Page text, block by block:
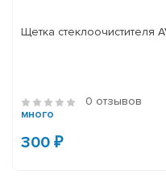
Щетка стеклоочистителя
0 отзывов
много
300 ₽